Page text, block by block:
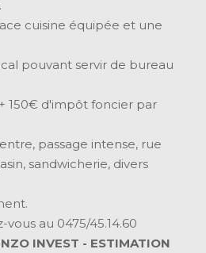
cuisine équipée et une
pouvant servir de bureau
150€ d'impôt foncier par
passage intense, rue
sandwicherie, divers
vous au 0475/45.14.60
INVEST - ESTIMATION